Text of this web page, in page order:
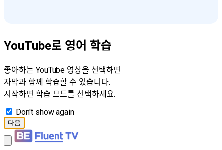
YouTube로 영어 학습
좋아하는 YouTube 영상을 선택하면
자막과 함께 학습할 수 있습니다.
시작하면 학습 모드를 선택하세요.
Don't show again
다음